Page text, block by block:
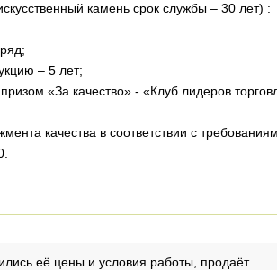
камень срок службы – 30 лет) :
– 5 лет;
«За качество» - «Клуб лидеров
качества в соответствии с
её цены и условия работы, продаёт